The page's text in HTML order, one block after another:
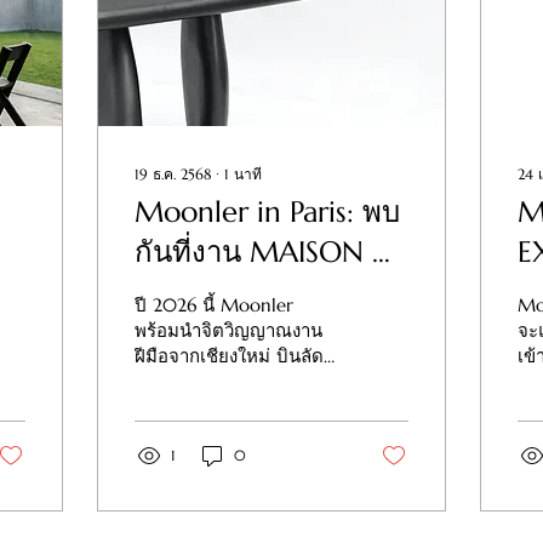
19 ธ.ค. 2568 ∙ 1 นาที
Moonler in Paris: พบ
กันที่งาน MAISON &
OBJET 2026
ปี 2026 นี้ Moonler
พร้อมนำจิตวิญญาณงาน
ฝีมือจากเชียงใหม่ บินลัด
คนรอคอย ภายใต้ปรัชญา
Crafted with Poetry" เรา
1 0
24
จะ
เข้